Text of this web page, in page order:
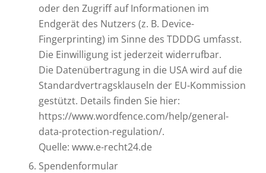
oder den Zugriff auf Informationen im
Endgerät des Nutzers (z. B. Device-
Fingerprinting) im Sinne des TDDDG umfasst.
Die Einwilligung ist jederzeit widerrufbar.
Die Datenübertragung in die USA wird auf die
Standardvertragsklauseln der EU-Kommission
gestützt. Details finden Sie hier:
https://www.wordfence.com/help/general-
data-protection-regulation/.
Quelle: www.e-recht24.de
Spendenformular